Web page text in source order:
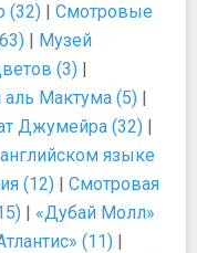
(32) | Смотровые
| Музей
(3) |
Мактума (5) |
Джумейра (32) |
языке
(12) | Смотровая
| «Дубай Молл»
(11) |